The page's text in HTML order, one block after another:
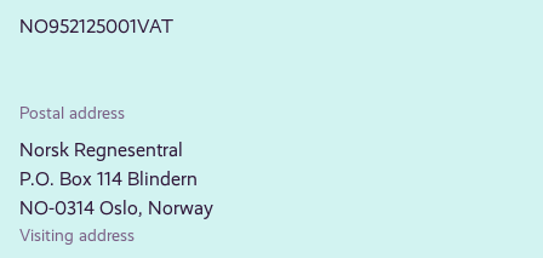
NO952125001VAT
Postal address
Norsk Regnesentral
P.O. Box 114 Blindern
NO-0314 Oslo, Norway
Visiting address